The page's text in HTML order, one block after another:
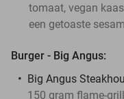
tomaat, vegan
een getoaste
Burger - Big Angus:
Big Angus
150 gram flame-